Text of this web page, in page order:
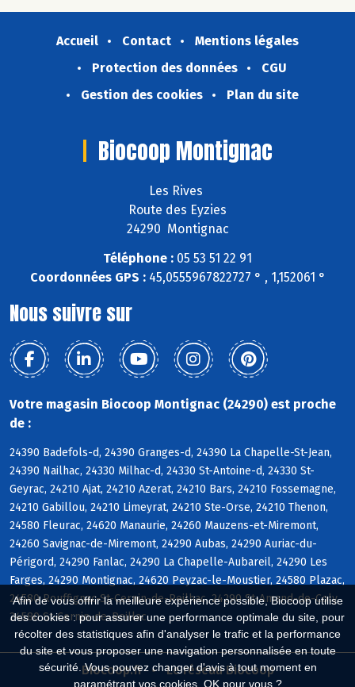
Afin de vous offrir la meilleure expérience possible, Biocoop utilise
des cookies : pour assurer une performance optimale du site, pour
récolter des statistiques afin d'analyser le trafic et la performance
du site et vous proposer une navigation personnalisée en toute
sécurité. Vous pouvez changer d'avis à tout moment en
paramétrant vos cookies. OK pour vous ?
Accueil Contact
Mentions légales
Protection des données
CGU
Gestion des cookies
Plan du site
Biocoop Montignac
Les Rives
Route des Eyzies
24290 Montignac
Téléphone : 05 53 51 22 91
Coordonnées GPS :45,0555967822727 ° , 1,152061 °
Nous suivre sur
Votre magasin Biocoop Montignac (24290) est proche
de :
24390 Badefols-d, 24390 Granges-d, 24390 La Chapelle-St-Jean,
24390 Nailhac, 24330 Milhac-d, 24330 St-Antoine-d, 24330 St-
Geyrac, 24210 Ajat, 24210 Azerat, 24210 Bars, 24210 Fossemagne,
24210 Gabillou, 24210 Limeyrat, 24210 Ste-Orse, 24210 Thenon,
24580 Fleurac, 24620 Manaurie, 24260 Mauzens-et-Miremont,
24260 Savignac-de-Miremont, 24290 Aubas, 24290 Auriac-du-
Périgord, 24290 Fanlac, 24290 La Chapelle-Aubareil, 24290 Les
Farges, 24290 Montignac, 24620 Peyzac-le-Moustier, 24580 Plazac,
24580 Rouffignac-St-Cernin-de-Reilhac, 24290 St-Amand-de-Coly,
24580 St-Cernin-de-Reillac
Biocoop.fr
Le réseau Biocoop